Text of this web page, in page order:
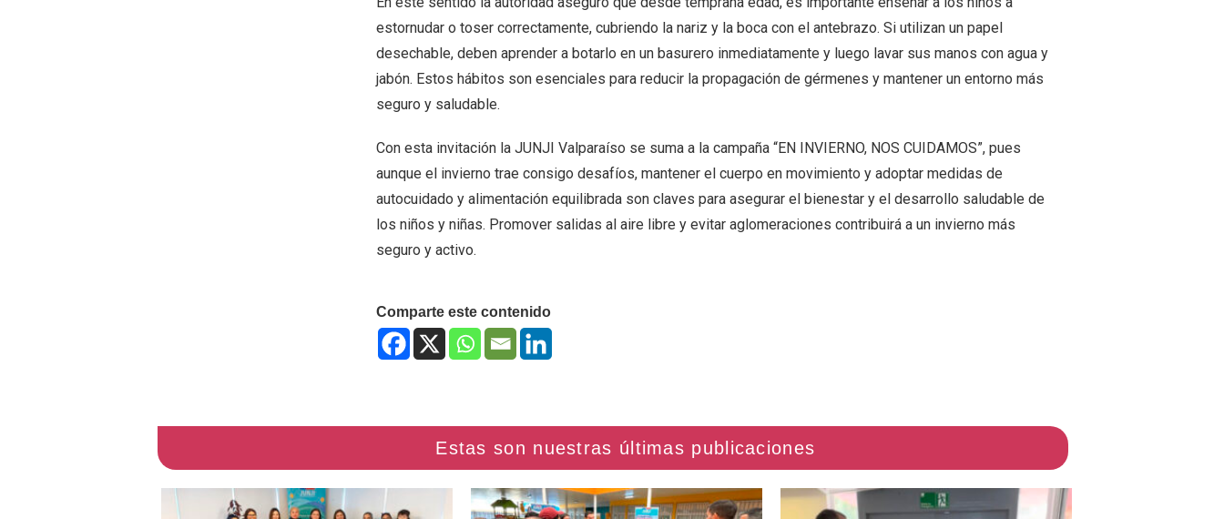
estornudar o toser correctamente, cubriendo la nariz y la boca con el antebrazo. Si utilizan un papel
desechable, deben aprender a botarlo en un basurero inmediatamente y luego lavar sus manos con agua y
jabón. Estos hábitos son esenciales para reducir la propagación de gérmenes y mantener un entorno más
seguro y saludable.
Con esta invitación la JUNJI Valparaíso se suma a la campaña “EN INVIERNO, NOS CUIDAMOS”, pues
aunque el invierno trae consigo desafíos, mantener el cuerpo en movimiento y adoptar medidas de
autocuidado y alimentación equilibrada son claves para asegurar el bienestar y el desarrollo saludable de
los niños y niñas. Promover salidas al aire libre y evitar aglomeraciones contribuirá a un invierno más
seguro y activo.
Comparte este contenido